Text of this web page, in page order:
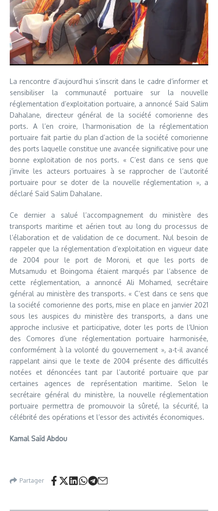
La rencontre d’aujourd’hui s’inscrit dans le cadre d’informer et
sensibiliser la communauté portuaire sur la nouvelle
réglementation d’exploitation portuaire, a annoncé Saïd Salim
Dahalane, directeur général de la société comorienne des
ports. A l’en croire, l’harmonisation de la réglementation
portuaire fait partie du plan d’action de la société comorienne
des ports laquelle constitue une avancée significative pour une
bonne exploitation de nos ports. « C’est dans ce sens que
j’invite les acteurs portuaires à se rapprocher de l’autorité
portuaire pour se doter de la nouvelle réglementation », a
déclaré Saïd Salim Dahalane.
Ce dernier a salué l’accompagnement du ministère des
transports maritime et aérien tout au long du processus de
l’élaboration et de validation de ce document. Nul besoin de
rappeler que la réglementation d’exploitation en vigueur date
de 2004 pour le port de Moroni, et que les ports de
Mutsamudu et Boingoma étaient marqués par l’absence de
cette réglementation, a annoncé Ali Mohamed, secrétaire
général au ministère des transports. « C’est dans ce sens que
la société comorienne des ports, mise en place en janvier 2021
sous les auspices du ministère des transports, a dans une
approche inclusive et participative, doter les ports de l’Union
des Comores d’une réglementation portuaire harmonisée,
conformément à la volonté du gouvernement », a-t-il avancé
rappelant ainsi que le texte de 2004 présente des difficultés
notées et dénoncées tant par l’autorité portuaire que par
certaines agences de représentation maritime. Selon le
secrétaire général du ministère, la nouvelle réglementation
portuaire permettra de promouvoir la sûreté, la sécurité, la
célébrité des opérations et l’essor des activités économiques.
Kamal Saïd Abdou
Partager